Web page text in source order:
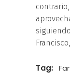
Tag: